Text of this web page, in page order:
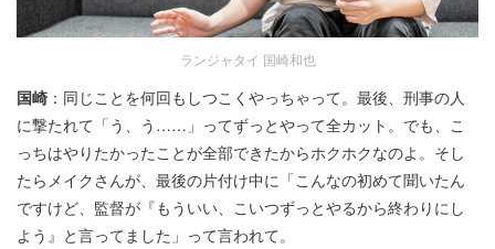
ランジャタイ 国崎和也
国崎 ：同じことを何回もしつこくやっちゃって。最後、刑事の人
に撃たれて「う、う……」ってずっとやって全カット。でも、こ
っちはやりたかったことが全部できたからホクホクなのよ。そし
たらメイクさんが、最後の片付け中に「こんなの初めて聞いたん
ですけど、監督が『もういい、こいつずっとやるから終わりにし
よう』と言ってました」って言われて。